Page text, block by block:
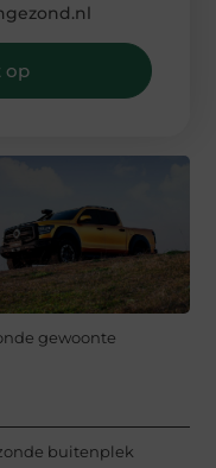
gewoonte
buitenplek
op